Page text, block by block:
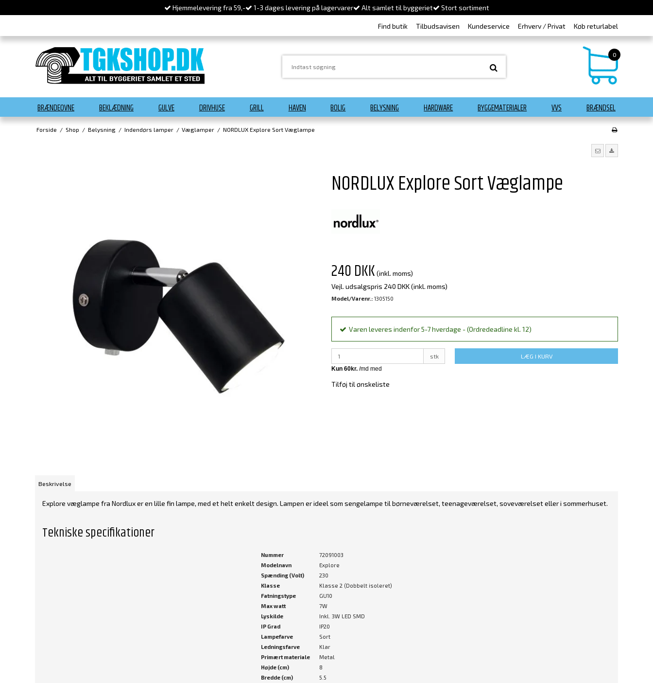
Hjemmelevering fra 59,- 1-3 dages levering på lagervarer Alt samlet til byggeriet Stort sortiment
Find butik Tilbudsavisen Kundeservice Erhverv / Privat Køb returlabel
0
BRÆNDEOVNE BEKLÆDNING GULVE DRIVHUSE GRILL HAVEN BOLIG BELYSNING HARDWARE BYGGEMATERIALER VVS BRÆNDSEL
Forside / Shop / Belysning / Indendørs lamper / Væglamper / NORDLUX Explore Sort Væglampe
NORDLUX Explore Sort Væglampe
240 DKK (inkl. moms)
Vejl. udsalgspris 240 DKK(inkl. moms)
Model/Varenr.: 1305150
Varen leveres indenfor 5-7 hverdage - (Ordredeadline kl. 12)
stk LÆG I KURV
Tilføj til ønskeliste
Beskrivelse
Explore væglampe fra Nordlux er en lille fin lampe, med et helt enkelt design. Lampen er ideel som sengelampe til børneværelset, teenageværelset, soveværelset eller i sommerhuset.
Tekniske specifikationer
Nummer
72091003
Modelnavn
Explore
Spænding (Volt)
230
Klasse
Klasse 2 (Dobbelt isoleret)
Fatningstype
GU10
Max watt
7W
Lyskilde
Inkl. 3W LED SMD
IP Grad
IP20
Lampefarve
Sort
Ledningsfarve
Klar
Primært materiale
Metal
Højde (cm)
8
Bredde (cm)
5.5